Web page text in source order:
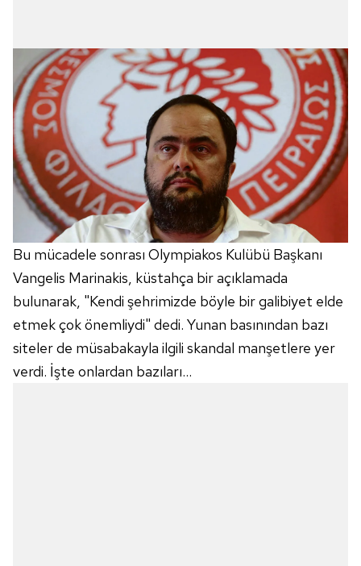
Bu mücadele sonrası Olympiakos Kulübü Başkanı
Vangelis Marinakis, küstahça bir açıklamada
bulunarak, "Kendi şehrimizde böyle bir galibiyet elde
etmek çok önemliydi" dedi. Yunan basınından bazı
siteler de müsabakayla ilgili skandal manşetlere yer
verdi. İşte onlardan bazıları...